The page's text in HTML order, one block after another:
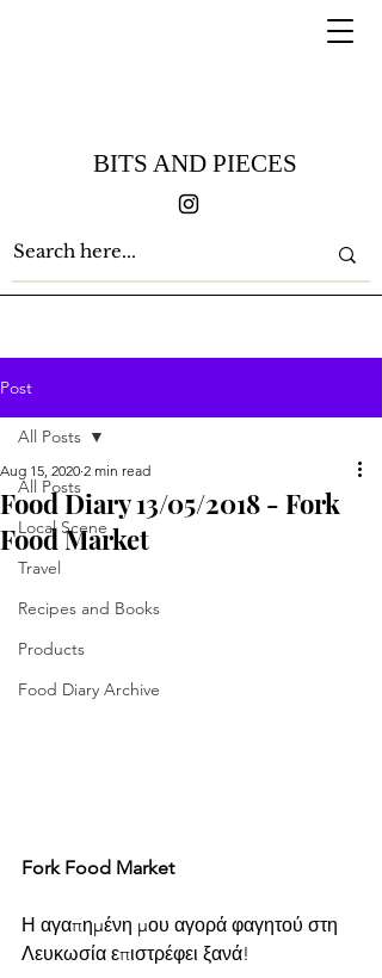
BITS AND PIECES
Post
All Posts
Local Scene
Travel
Recipes and Books
Products
Food Diary Archive
All Posts
Food Diary 13/05/2018 - Fork
Food Market
Aug 15, 2020 2 min read
Fork Food Market
Η αγαπημένη μου αγορά φαγητού στη
Λευκωσία επιστρέφει ξανά!